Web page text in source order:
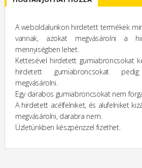
A weboldalunkon hirdetett termékek
vannak, azokat megvásárolni a
mennyiségben lehet.
Kettesével hirdetett gumiabroncsokat
hirdetett gumiabroncsokat
megvásárolni.
Egy darabos gumiabroncsokat nem
A hirdetett acélfelniket, és alufelniket
megvásárolni, darabra nem.
Üzletünkben készpénzzel fizethet.